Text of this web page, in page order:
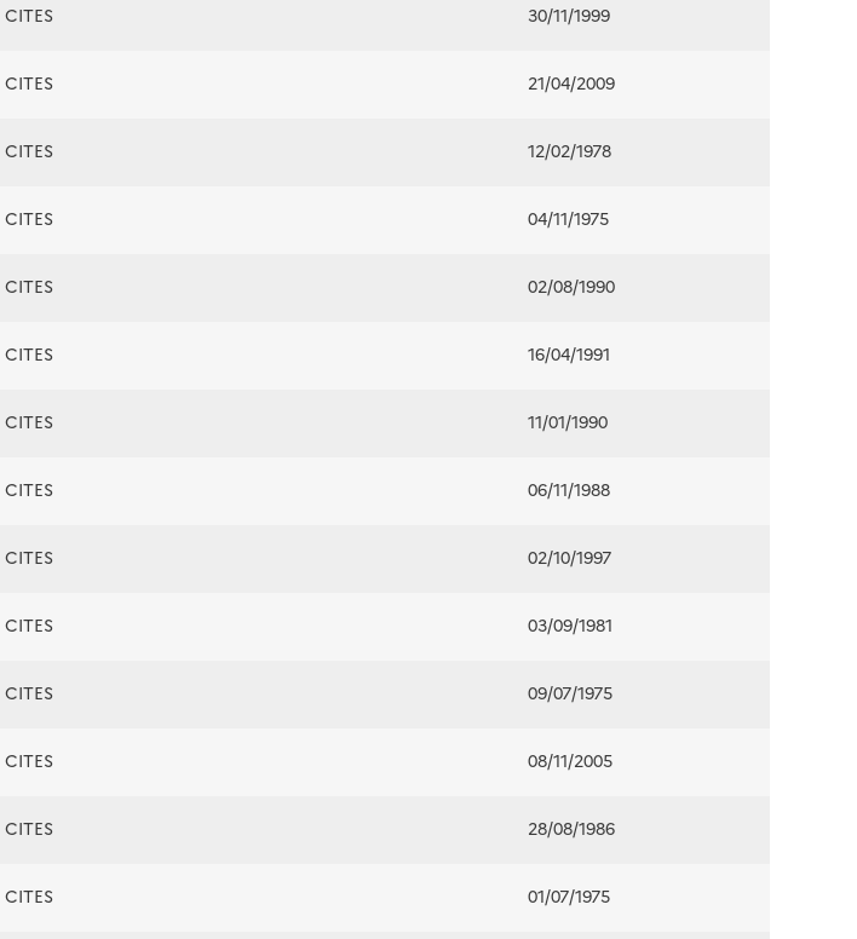
CITES 30/11/1999
CITES 21/04/2009
CITES 12/02/1978
CITES 04/11/1975
CITES 02/08/1990
CITES 16/04/1991
CITES 11/01/1990
CITES 06/11/1988
CITES 02/10/1997
CITES 03/09/1981
CITES 09/07/1975
CITES 08/11/2005
CITES 28/08/1986
CITES 01/07/1975